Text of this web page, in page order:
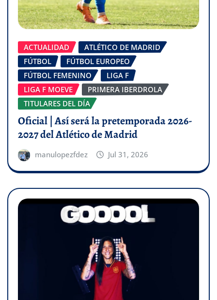
ACTUALIDAD
ATLÉTICO DE MADRID
FÚTBOL
FÚTBOL EUROPEO
FÚTBOL FEMENINO
LIGA F
LIGA F MOEVE
PRIMERA IBERDROLA
TITULARES DEL DÍA
Oficial | Así será la pretemporada 2026-
2027 del Atlético de Madrid
manulopezfdez Jul 31, 2026